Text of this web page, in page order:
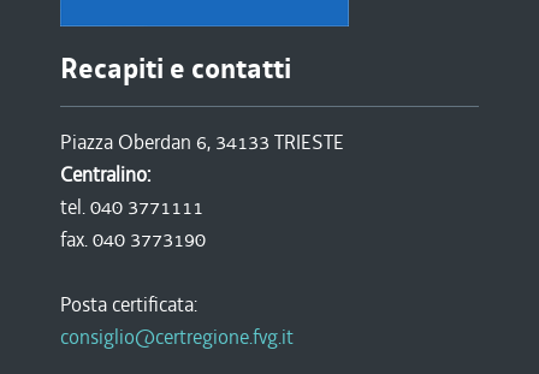
Recapiti e contatti
Piazza Oberdan 6, 34133 TRIESTE
Centralino:
tel. 040 3771111
fax. 040 3773190
Posta certificata:
consiglio@certregione.fvg.it